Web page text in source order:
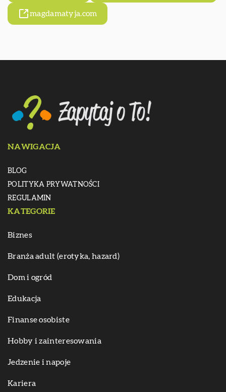
magdamatyja.com
NAWIGACJA
BLOG
POLITYKA PRYWATNOŚCI
REGULAMIN
KATEGORIE
Biznes
Branża adult (erotyka, hazard)
Dom i ogród
Edukacja
Finanse osobiste
Hobby i zainteresowania
Jedzenie i napoje
Kariera